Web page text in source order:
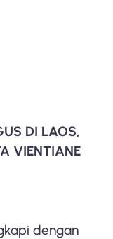
DI LAOS,
VIENTIANE
dengan